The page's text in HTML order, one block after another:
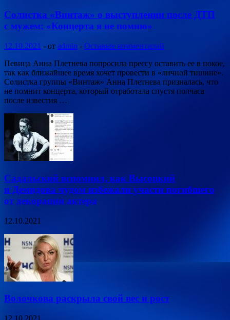
Солистка «Винтаж» о выступлении после ДТП
с мужем: «Концерта я не помню»
12.10.2021 - от admin - Оставьте комментарий
Певица Анна Плетнева попросила прессу оставить ее в покое,
так как ближайшее время хочет провести в «личной тишине».
Солистка группы «Винтаж» Анна Плетнева призналась, что
не помнит концерта, который отработала спустя полчаса
после известия …
Садальский вспомнил, как Высоцкий
и Демидова чудом избежали участи погибшего
от декорации актера
12.10.2021
Волочкова раскрыла свой вес и рост
12.10.2021